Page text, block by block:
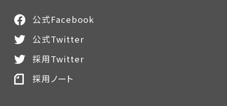
公式Facebook
公式Twitter
採用Twitter
採用ノート